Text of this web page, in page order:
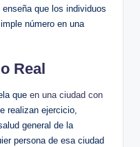
que los individuos
número en una
Real
que en una ciudad con
realizan ejercicio,
general de la
persona de esa ciudad